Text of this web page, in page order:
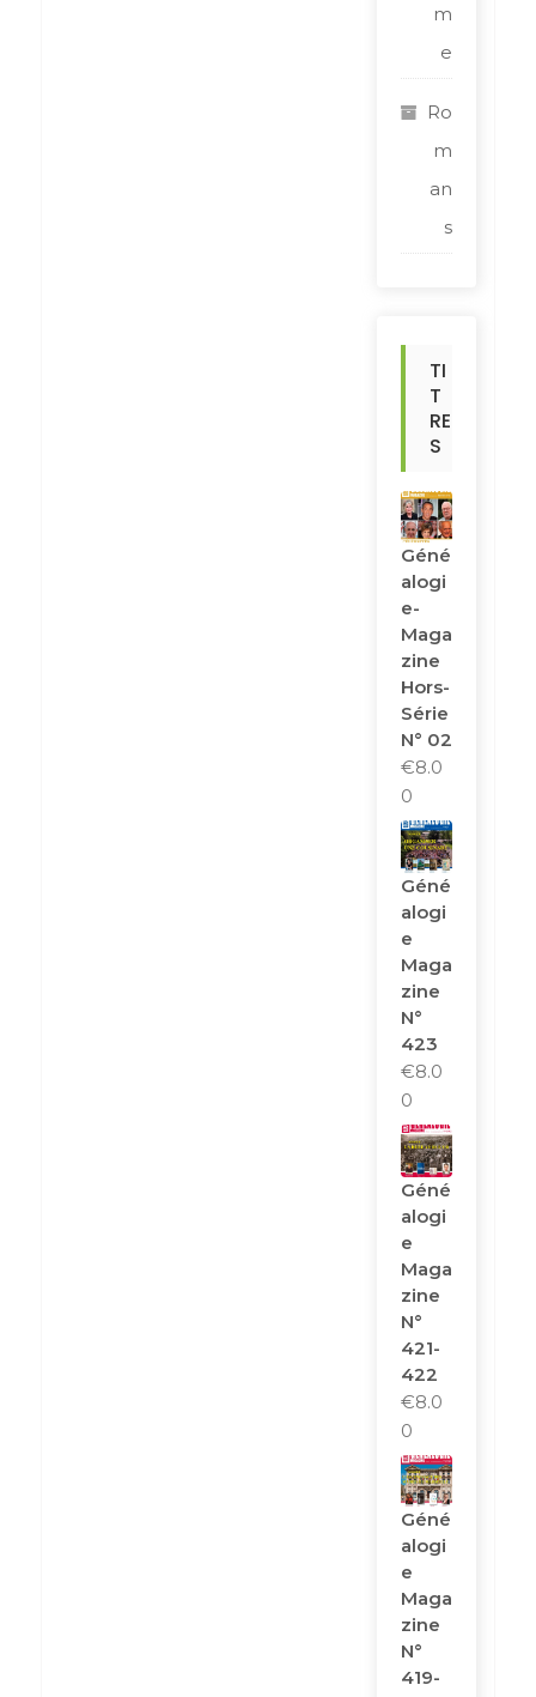
m
e
Ro
m
an
s
TI
T
RE
S
Géné
Alogi
E-
Maga
Zine
Hors-
Série
N° 02
€8.0
0
Géné
Alogi
E
Maga
Zine
N°
423
€8.0
0
Géné
Alogi
E
Maga
Zine
N°
421-
422
€8.0
0
Géné
Alogi
E
Maga
Zine
N°
419-